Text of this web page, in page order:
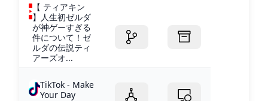
【 ティアキン
】人生初ゼルダ
が神ゲーすぎる
件について！ゼ
ルダの伝説ティ
アーズオ...
TikTok - Make
Your Day